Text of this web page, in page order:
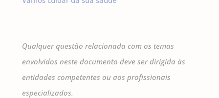
Qualquer questão relacionada com os temas
envolvidos neste documento deve ser dirigida às
entidades competentes ou aos profissionais
especializados.